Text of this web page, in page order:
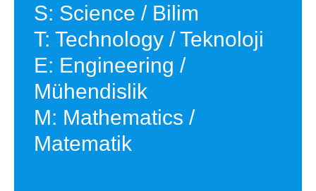
S: Science / Bilim
T: Technology / Teknoloji
E: Engineering /
Mühendislik
M: Mathematics /
Matematik